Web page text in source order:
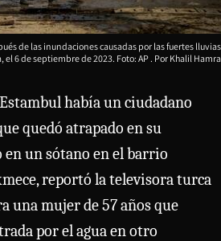
de las inundaciones causadas por las fuertes lluvias
el 6 de septiembre de 2023. Foto: AP
Khalil Hamra
había un ciudadano
quedó atrapado en su
un sótano en el barrio
reportó la televisora turca
una mujer de 57 años que
por el agua en otro